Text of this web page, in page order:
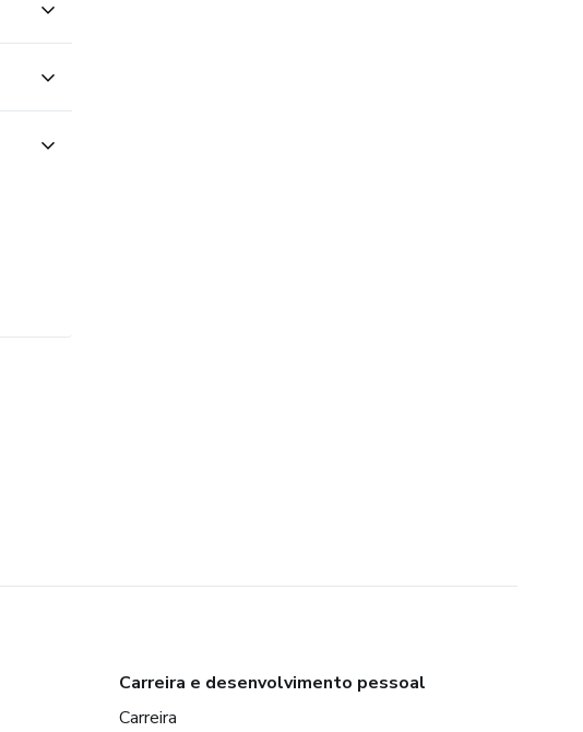
Carreira e desenvolvimento pessoal
Carreira